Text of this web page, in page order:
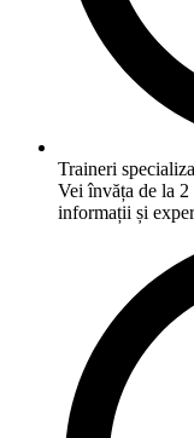
Traineri
Vei învăța de la
informații și